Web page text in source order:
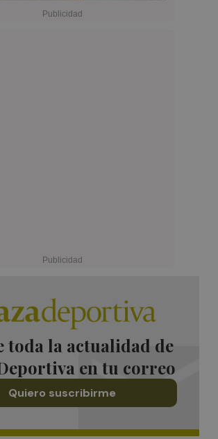
toda la actualidad de
en tu correo
Quiero suscribirme